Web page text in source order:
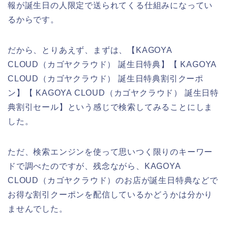
報が誕生日の人限定で送られてくる仕組みになってい
るからです。
だから、とりあえず、まずは、【KAGOYA
CLOUD（カゴヤクラウド） 誕生日特典】【 KAGOYA
CLOUD（カゴヤクラウド） 誕生日特典割引クーポ
ン】【 KAGOYA CLOUD（カゴヤクラウド） 誕生日特
典割引セール】という感じで検索してみることにしま
した。
ただ、検索エンジンを使って思いつく限りのキーワー
ドで調べたのですが、残念ながら、KAGOYA
CLOUD（カゴヤクラウド）のお店が誕生日特典などで
お得な割引クーポンを配信しているかどうかは分かり
ませんでした。